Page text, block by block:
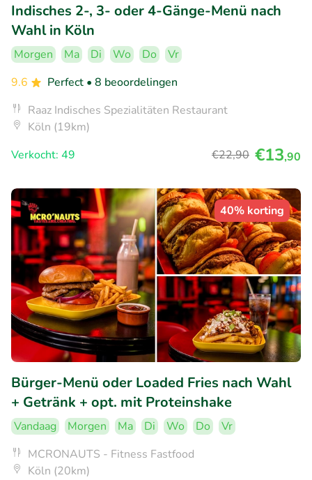
Indisches 2-, 3- oder 4-Gänge-Menü nach
Wahl in Köln
Morgen Ma Di Wo Do
Vr
9.6
Perfect • 8 beoordelingen
Raaz Indisches Spezialitäten Restaurant
Köln (19km)
Verkocht: 49
€22,90 €13,90
40% korting
Bürger-Menü oder Loaded Fries nach Wahl
+ Getränk + opt. mit Proteinshake
Vandaag Morgen Ma Di Wo Do
Vr
MCRONAUTS - Fitness Fastfood
Köln (20km)